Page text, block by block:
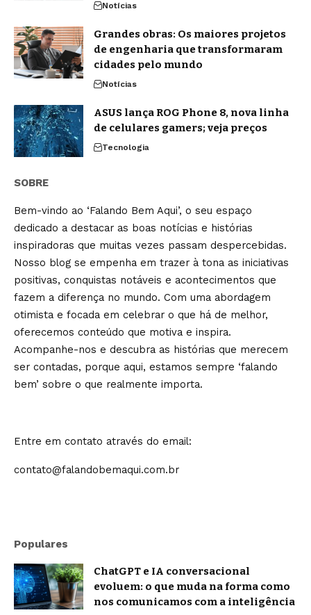
Notícias
Grandes obras: Os maiores projetos
de engenharia que transformaram
cidades pelo mundo
Notícias
ASUS lança ROG Phone 8, nova linha
de celulares gamers; veja preços
Tecnologia
SOBRE
Bem-vindo ao ‘Falando Bem Aqui’, o seu espaço
dedicado a destacar as boas notícias e histórias
inspiradoras que muitas vezes passam despercebidas.
Nosso blog se empenha em trazer à tona as iniciativas
positivas, conquistas notáveis e acontecimentos que
fazem a diferença no mundo. Com uma abordagem
otimista e focada em celebrar o que há de melhor,
oferecemos conteúdo que motiva e inspira.
Acompanhe-nos e descubra as histórias que merecem
ser contadas, porque aqui, estamos sempre ‘falando
bem’ sobre o que realmente importa.
Entre em contato através do email:
contato@falandobemaqui.com.br
Populares
ChatGPT e IA conversacional
evoluem: o que muda na forma como
nos comunicamos com a inteligência